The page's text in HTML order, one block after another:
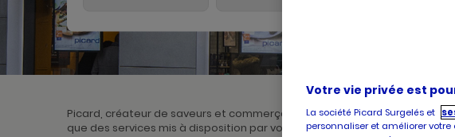
Picard, créateur de saveurs et commerçant de proximité, vous accueille
que des services mis à disposition par votre magasin. Pour l'achat et la
Votre vie privée est
La société Picard Surgelés et
personnaliser et améliorer votre